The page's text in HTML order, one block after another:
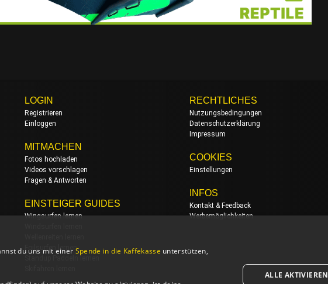
LOGIN
Registrieren
Einloggen
MITMACHEN
Fotos hochladen
Videos vorschlagen
Fragen & Antworten
EINSTEIGER GUIDES
Wingsurfen lernen
Foilsurfen lernen
RECHTLICHES
Nutzungsbedingungen
Datenschutzerklärung
Impressum
COOKIES
Einstellungen
INFOS
Kontakt & Feedback
Werbemöglichkeiten
du uns mit einer Spende in die Kaffekasse unterstützen,
ALLE AKTIVIEREN